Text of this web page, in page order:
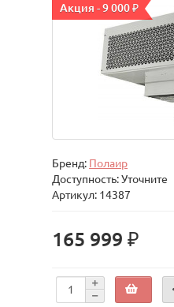
Акция - 9 000 ₽
Бренд: Полаир
Доступность: Уточните
Артикул: 14387
165 999 ₽